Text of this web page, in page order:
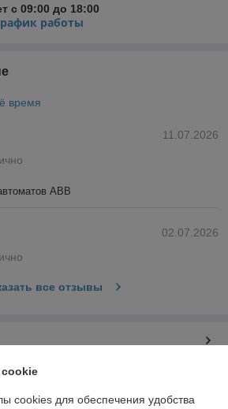
с 09:00 до 18:00
работы
время
11.07.2026
ABB
02.07.2026
все отзывы
cookies для обеспечения удобства